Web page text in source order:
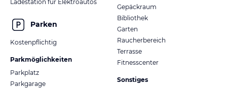
Ladestation für Elektroautos
Parken
Kostenpflichtig
Parkmöglichkeiten
Parkplatz
Parkgarage
Gepäckraum
Bibliothek
Garten
Raucherbereich
Terrasse
Fitnesscenter
Sonstiges